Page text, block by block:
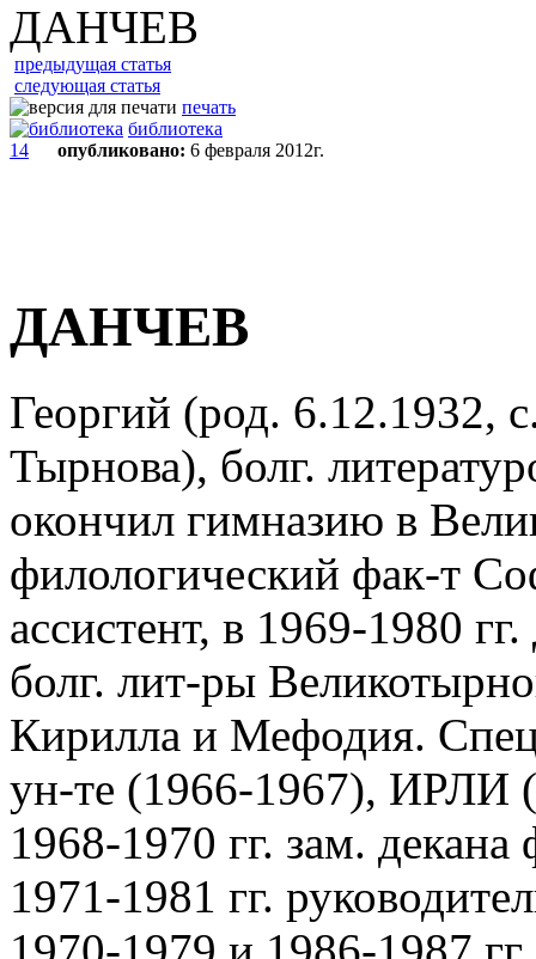
ДАНЧЕВ
предыдущая статья
следующая статья
печать
библиотека
14
опубликовано: 6 февраля 2012г.
ДАНЧЕВ
Георгий (род. 6.12.1932,
Тырнова), болг.
окончил гимназию в
филологический фак-т
ассистент, в 1969-1980
болг. лит-ры
Кирилла и Мефодия.
ун-те (1966-1967), ИРЛИ
1968-1970 гг. зам.
1971-1981 гг.